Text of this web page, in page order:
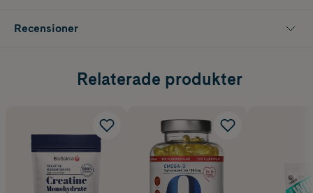
Recensioner
Relaterade produkter